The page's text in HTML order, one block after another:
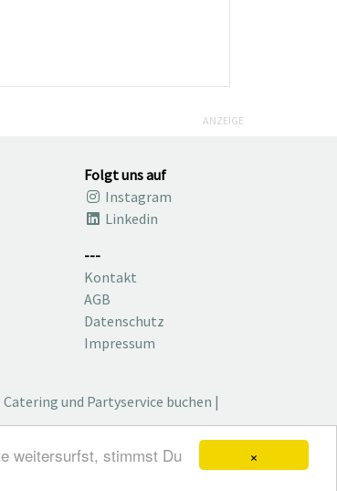
×
weitersurfst, stimmst Du
ANZEIGE
Folgt uns auf
Instagram
Linkedin
---
Kontakt
AGB
Datenschutz
Impressum
Catering und Partyservice buchen |
und mehr